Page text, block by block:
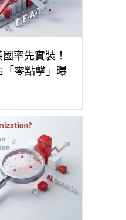
率先實裝！
零點擊」曝